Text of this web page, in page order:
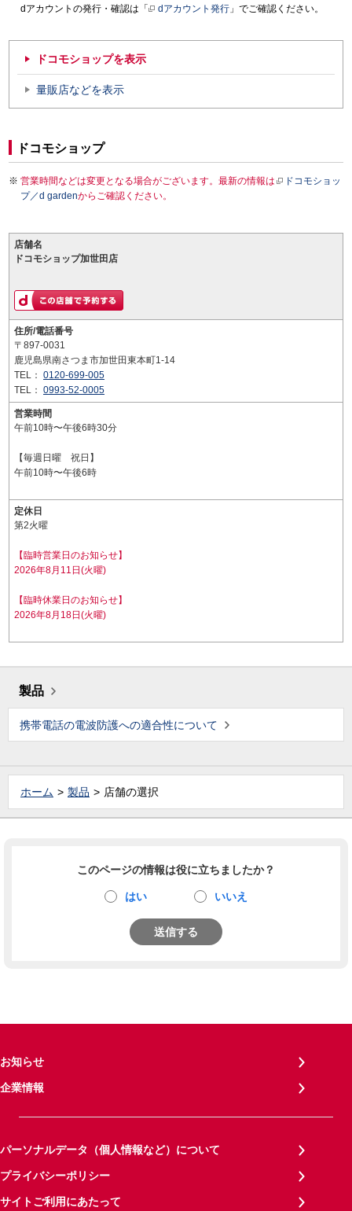
dアカウントの発行・確認は「
dアカウント発行 」でご確認ください。
ドコモショップを表示
量販店などを表示
ドコモショップ
営業時間などは変更となる場合がございます。最新の情報は
ドコモショッ
プ／d gardenからご確認ください。
店舗名
ドコモショップ加世田店
住所/電話番号
〒897-0031
鹿児島県南さつま市加世田東本町1-14
TEL： 0120-699-005
TEL： 0993-52-0005
営業時間
午前10時〜午後6時30分
【毎週日曜 祝日】
午前10時〜午後6時
定休日
第2火曜
【臨時営業日のお知らせ】
2026年8月11日(火曜)
【臨時休業日のお知らせ】
2026年8月18日(火曜)
製品
携帯電話の電波防護への適合性について
ホーム 製品 店舗の選択
このページの情報は役に立ちましたか？
はい いいえ
送信する
お知らせ
企業情報
パーソナルデータ（個人情報など）について
プライバシーポリシー
サイトご利用にあたって